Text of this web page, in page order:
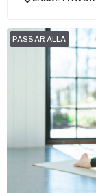
PASSAR ALLA